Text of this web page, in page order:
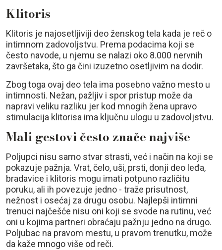
Klitoris
Klitoris je najosetljiviji deo ženskog tela kada je reč o
intimnom zadovoljstvu. Prema podacima koji se
često navode, u njemu se nalazi oko 8.000 nervnih
završetaka, što ga čini izuzetno osetljivim na dodir.
Zbog toga ovaj deo tela ima posebno važno mesto u
intimnosti. Nežan, pažljiv i spor pristup može da
napravi veliku razliku jer kod mnogih žena upravo
stimulacija klitorisa ima ključnu ulogu u zadovoljstvu.
Mali gestovi često znače najviše
Poljupci nisu samo stvar strasti, već i način na koji se
pokazuje pažnja. Vrat, čelo, uši, prsti, donji deo leđa,
bradavice i klitoris mogu imati potpuno različitu
poruku, ali ih povezuje jedno - traže prisutnost,
nežnost i osećaj za drugu osobu. Najlepši intimni
trenuci najčešće nisu oni koji se svode na rutinu, već
oni u kojima partneri obraćaju pažnju jedno na drugo.
Poljubac na pravom mestu, u pravom trenutku, može
da kaže mnogo više od reči.